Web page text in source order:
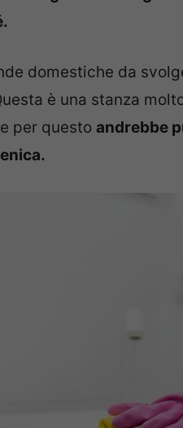
domestiche da
è una stanza
per questo andrebbe